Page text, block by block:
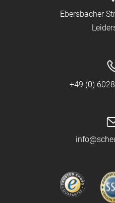
Ebersbacher
+49 (0)